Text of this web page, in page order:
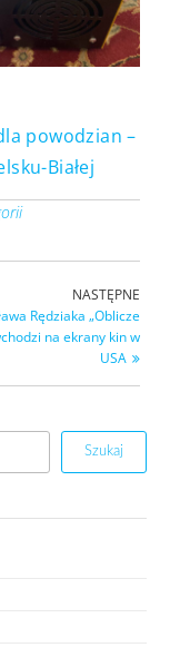
powodzian –
Białej
NASTĘPNE
Rędziaka „Oblicze
na ekrany kin w
USA
Szukaj